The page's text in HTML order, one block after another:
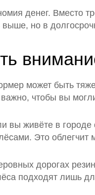
денег. Вместо
но в
может быть
чтобы вы
вы живёте в
Это облегчит
дорогах
подходят лишь